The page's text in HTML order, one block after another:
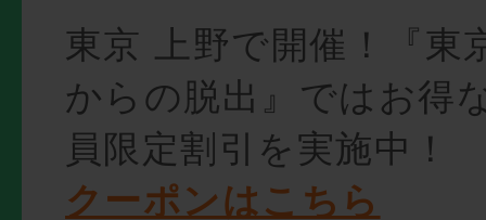
東京 上野で開催！『東
からの脱出』ではお得
員限定割引を実施中！
クーポンはこちら